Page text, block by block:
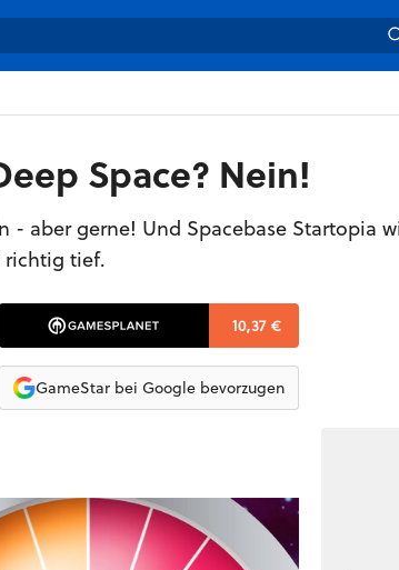
Space? Nein!
aber gerne! Und Spacebase Startopia
richtig tief.
10,37 €
GameStar bei Google bevorzugen